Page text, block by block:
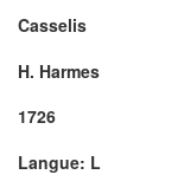
Casselis
H. Harmes
1726
Langue: L